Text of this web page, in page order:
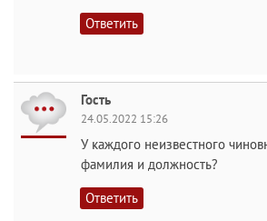
Ответить
Гость
24.05.2022 15:26
У каждого неизвестного
фамилия и должность?
Ответить